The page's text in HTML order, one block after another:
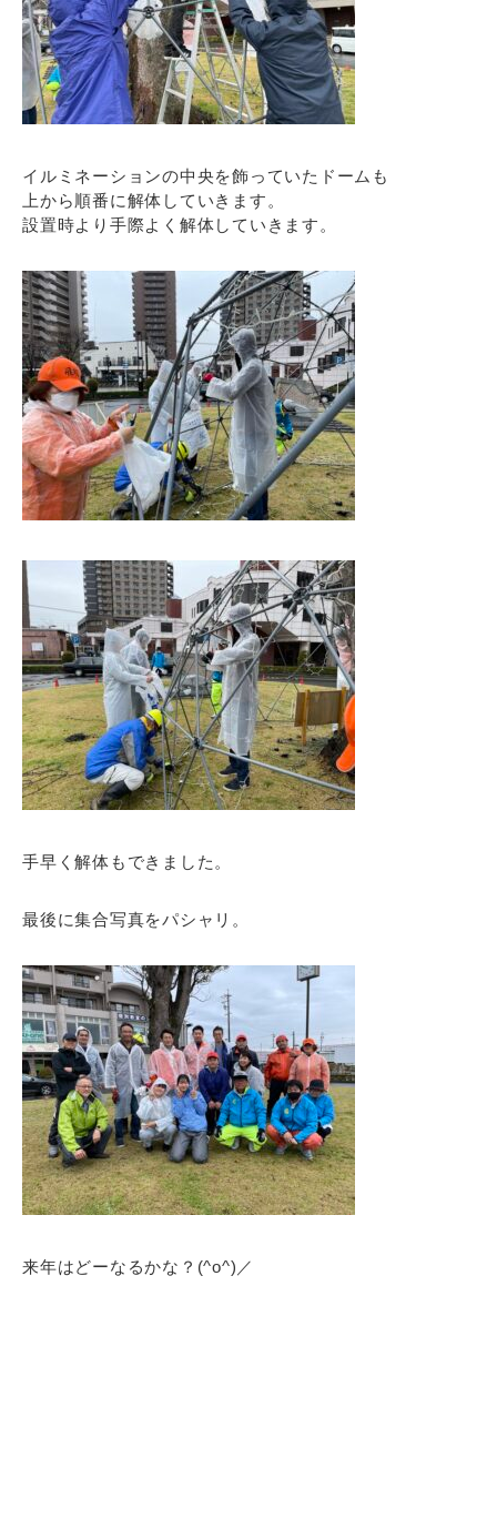
イルミネーションの中央を飾っていたドームも
上から順番に解体していきます。
設置時より手際よく解体していきます。
手早く解体もできました。
最後に集合写真をパシャリ。
来年はどーなるかな？(^o^)／